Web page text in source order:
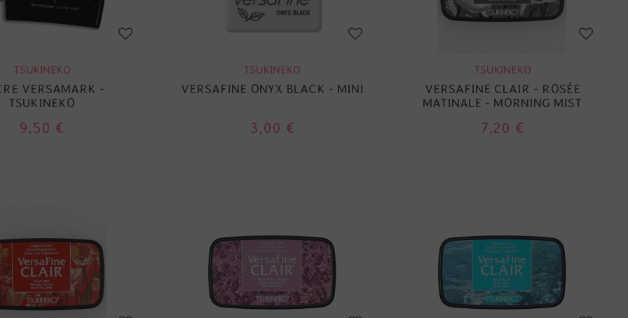
TSUKINEKO
VERSAMARK -
TSUKINEKO
9,50 €
TSUKINEKO
VERSAFINE ONYX BLACK - MINI
3,00 €
TSUKINEKO
VERSAFINE CLAIR - ROSÉE
MATINALE - MORNING MIST
7,20 €